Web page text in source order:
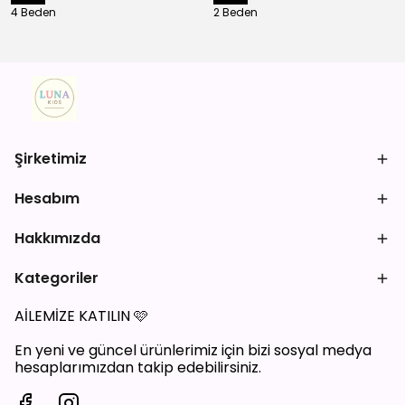
4 Beden 2 Beden
Şirketimiz
Hesabım
Hakkımızda
Kategoriler
AİLEMİZE KATILIN🩷
En yeni ve güncel ürünlerimiz için bizi sosyal medya
hesaplarımızdan takip edebilirsiniz.